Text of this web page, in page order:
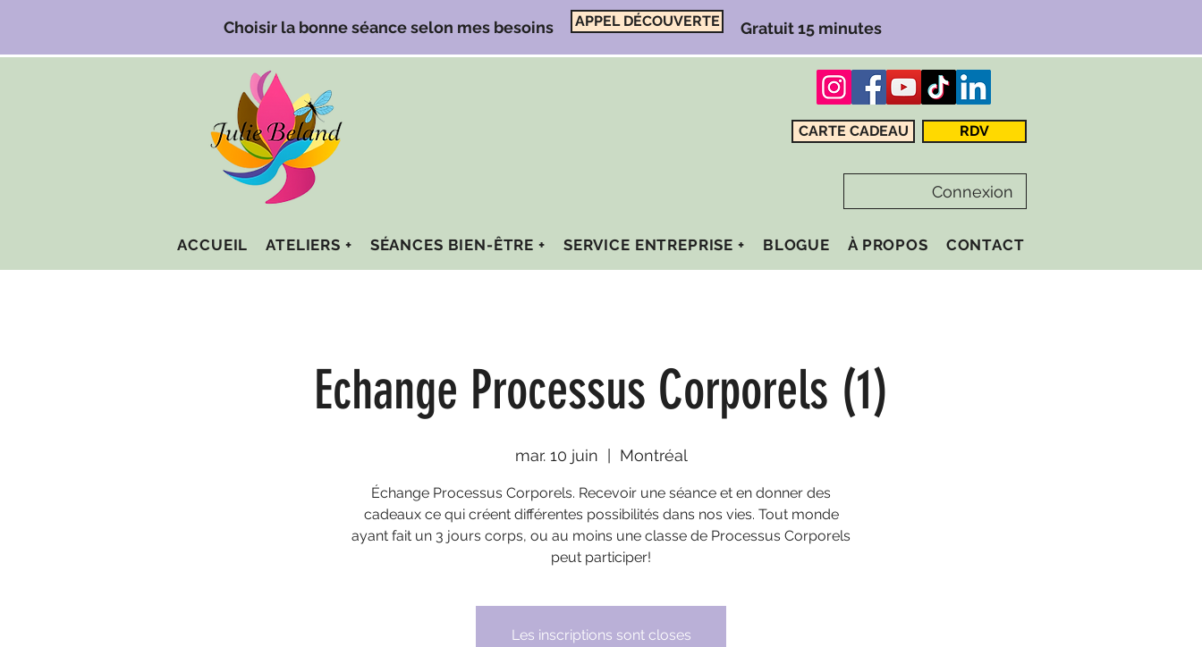
Choisir la bonne séance selon mes besoins APPEL DÉCOUVERTE Gratuit 15 minutes
CARTE CADEAU RDV
Connexion
ACCUEIL ATELIERS + SÉANCES BIEN-ÊTRE + SERVICE ENTREPRISE + BLOGUE À PROPOS CONTACT
Echange Processus Corporels (1)
mar. 10 juin Montréal
Échange Processus Corporels. Recevoir une séance et en donner des
cadeaux ce qui créent différentes possibilités dans nos vies. Tout monde
ayant fait un 3 jours corps, ou au moins une classe de Processus Corporels
peut participer!
Les inscriptions sont closes